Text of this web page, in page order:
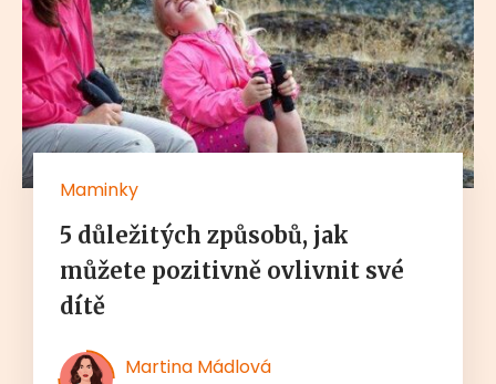
Maminky
5 důležitých způsobů, jak
můžete pozitivně ovlivnit své
dítě
Martina Mádlová